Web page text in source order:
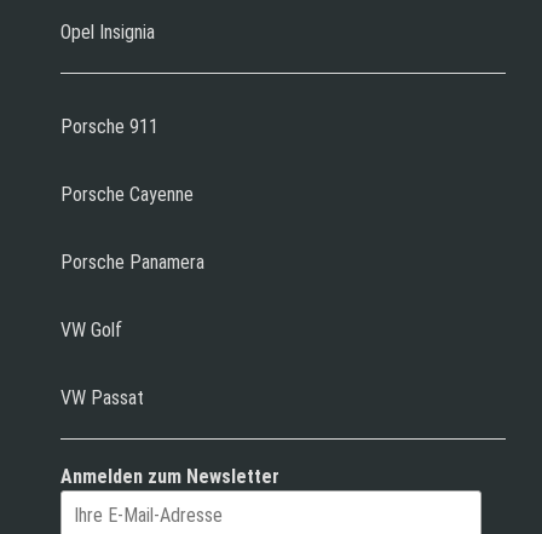
Opel Insignia
Porsche 911
Porsche Cayenne
Porsche Panamera
VW Golf
VW Passat
Anmelden zum Newsletter